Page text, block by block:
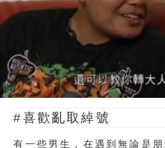
#喜歡亂取綽號
有一些男生，在遇到無論是